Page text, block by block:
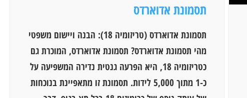
תסמונת אדוארדס
תסמונת אדוארדס (טריזומיה 18): הבנה ויישום משפטי
מהי תסמונת אדוארדס? תסמונת אדוארדס, המוכרת גם
כטריזומיה 18, היא הפרעה גנטית נדירה המשפיעה על
כ-1 מתוך 5,000 לידות. תסמונת זו מתאפיינת בנוכחות